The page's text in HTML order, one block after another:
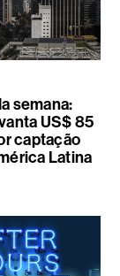
semana:
US$ 85
captação
Latina